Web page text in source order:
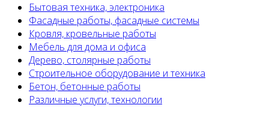
Бытовая техника, электроника
Фасадные работы, фасадные системы
Кровля, кровельные работы
Мебель для дома и офиса
Дерево, столярные работы
Строительное оборудование и техника
Бетон, бетонные работы
Различные услуги, технологии